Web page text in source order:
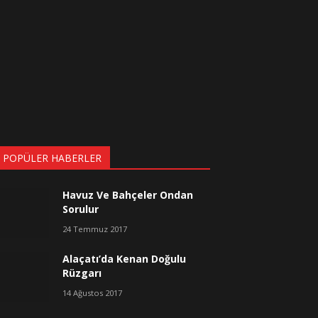
POPÜLER HABERLER
Havuz Ve Bahçeler Ondan
Sorulur
24 Temmuz 2017
Alaçatı’da Kenan Doğulu
Rüzgarı
14 Ağustos 2017